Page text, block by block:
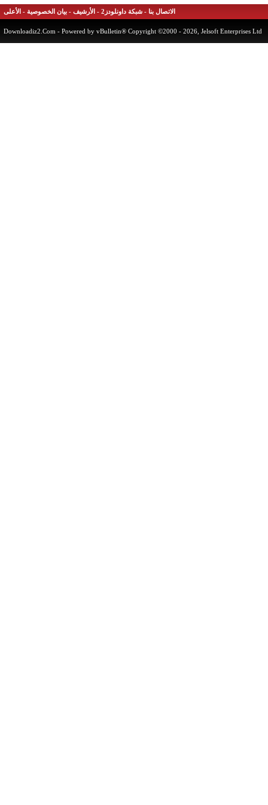
الاتصال بنا - شبكة داونلودز2 -الأرشيف-بيان الخصوصية-الأعلى
Downloadiz2.Com- Powered by vBulletin® Copyright ©2000 - 2026, Jelsoft Enterprises